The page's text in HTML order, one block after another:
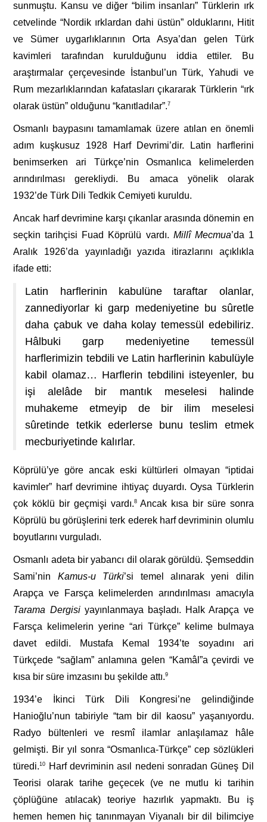
sunmuştu. Kansu ve diğer “bilim insanları” Türklerin ırk
cetvelinde “Nordik ırklardan dahi üstün” olduklarını, Hitit
ve Sümer uygarlıklarının Orta Asya’dan gelen Türk
kavimleri tarafından kurulduğunu iddia ettiler. Bu
araştırmalar çerçevesinde İstanbul’un Türk, Yahudi ve
Rum mezarlıklarından kafatasları çıkararak Türklerin “ırk
olarak üstün” olduğunu “kanıtladılar”.7
Osmanlı baypasını tamamlamak üzere atılan en önemli
adım kuşkusuz 1928 Harf Devrimi’dir. Latin harflerini
benimserken ari Türkçe’nin Osmanlıca kelimelerden
arındırılması gerekliydi. Bu amaca yönelik olarak
1932’de Türk Dili Tedkik Cemiyeti kuruldu.
Ancak harf devrimine karşı çıkanlar arasında dönemin en
seçkin tarihçisi Fuad Köprülü vardı. Millî Mecmua’da 1
Aralık 1926’da yayınladığı yazıda itirazlarını açıklıkla
ifade etti:
Latin harflerinin kabulüne taraftar olanlar,
zannediyorlar ki garp medeniyetine bu sûretle
daha çabuk ve daha kolay temessül edebiliriz.
Hâlbuki garp medeniyetine temessül
harflerimizin tebdili ve Latin harflerinin kabulüyle
kabil olamaz… Harflerin tebdilini isteyenler, bu
işi alelâde bir mantık meselesi halinde
muhakeme etmeyip de bir ilim meselesi
sûretinde tetkik ederlerse bunu teslim etmek
mecburiyetinde kalırlar.
Köprülü’ye göre ancak eski kültürleri olmayan “iptidai
kavimler” harf devrimine ihtiyaç duyardı. Oysa Türklerin
çok köklü bir geçmişi vardı.8Ancak kısa bir süre sonra
Köprülü bu görüşlerini terk ederek harf devriminin olumlu
boyutlarını vurguladı.
Osmanlı adeta bir yabancı dil olarak görüldü. Şemseddin
Sami’nin Kamus-u Türki’si temel alınarak yeni dilin
Arapça ve Farsça kelimelerden arındırılması amacıyla
Tarama Dergisi yayınlanmaya başladı. Halk Arapça ve
Farsça kelimelerin yerine “ari Türkçe” kelime bulmaya
davet edildi. Mustafa Kemal 1934’te soyadını ari
Türkçede “sağlam” anlamına gelen “Kamâl”a çevirdi ve
kısa bir süre imzasını bu şekilde attı.9
1934’e İkinci Türk Dili Kongresi’ne gelindiğinde
Hanioğlu’nun tabiriyle “tam bir dil kaosu” yaşanıyordu.
Radyo bültenleri ve resmî ilamlar anlaşılamaz hâle
gelmişti. Bir yıl sonra “Osmanlıca-Türkçe” cep sözlükleri
türedi.10
Harf devriminin asıl nedeni sonradan Güneş Dil
Teorisi olarak tarihe geçecek (ve ne mutlu ki tarihin
çöplüğüne atılacak) teoriye hazırlık yapmaktı. Bu iş
hemen hemen hiç tanınmayan Viyanalı bir dil bilimciye